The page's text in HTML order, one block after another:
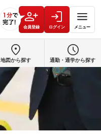
会員登録 ログイン メニュー
地図から探す 通勤・通学から探す